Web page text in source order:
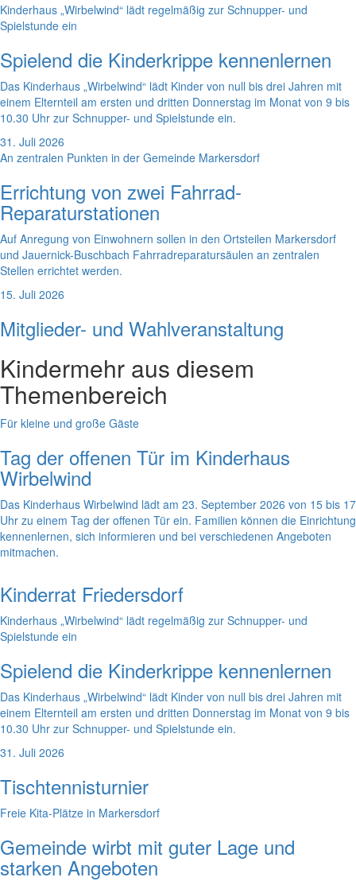
Kinderhaus „Wirbelwind“ lädt regelmäßig zur Schnupper- und
Spielstunde ein
Spielend die Kinderkrippe kennenlernen
Das Kinderhaus „Wirbelwind“ lädt Kinder von null bis drei Jahren mit
einem Elternteil am ersten und dritten Donnerstag im Monat von 9 bis
10.30 Uhr zur Schnupper- und Spielstunde ein.
31. Juli 2026
An zentralen Punkten in der Gemeinde Markersdorf
Errichtung von zwei Fahrrad-
Reparaturstationen
Auf Anregung von Einwohnern sollen in den Ortsteilen Markersdorf
und Jauernick-Buschbach Fahrradreparatursäulen an zentralen
Stellen errichtet werden.
15. Juli 2026
Mitglieder- und Wahlveranstaltung
Kindermehr aus diesem
Themenbereich
Für kleine und große Gäste
Tag der offenen Tür im Kinderhaus
Wirbelwind
Das Kinderhaus Wirbelwind lädt am 23. September 2026 von 15 bis 17
Uhr zu einem Tag der offenen Tür ein. Familien können die Einrichtung
kennenlernen, sich informieren und bei verschiedenen Angeboten
mitmachen.
Kinderrat Friedersdorf
Kinderhaus „Wirbelwind“ lädt regelmäßig zur Schnupper- und
Spielstunde ein
Spielend die Kinderkrippe kennenlernen
Das Kinderhaus „Wirbelwind“ lädt Kinder von null bis drei Jahren mit
einem Elternteil am ersten und dritten Donnerstag im Monat von 9 bis
10.30 Uhr zur Schnupper- und Spielstunde ein.
31. Juli 2026
Tischtennisturnier
Freie Kita-Plätze in Markersdorf
Gemeinde wirbt mit guter Lage und
starken Angeboten